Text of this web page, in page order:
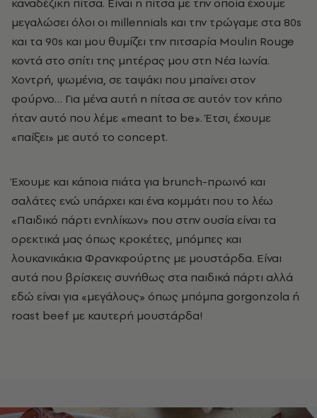
μεγαλώσει όλοι οι millennials και την τρώγαμε στα 80s
και τα 90s και μου θυμίζει την πιτσαρία Moulin Rouge
κοντά στο σπίτι της μητέρας μου στη Νέα Ιωνία.
Χοντρή, ψωμένια, σε ταψάκι που μπαίνει στον
φούρνο… Για μένα αυτή η πίτσα σε αυτόν τον κήπο
ήταν αυτό που λέμε «meant to be». Έτσι, έχουμε
«παίξει» με αυτό το concept.
Έχουμε και κάποια πιάτα για brunch-πρωινό και
σαλάτες ενώ υπάρχει και ένα κομμάτι που το λέω
«Παιδικό πάρτι ενηλίκων» που στην ουσία είναι τα
ορεκτικά μας όπως κροκέτες, μπόμπες και
λουκανικάκια Φρανκφούρτης με μουστάρδα. Είναι
αυτά που βρίσκεις συνήθως στα παιδικά πάρτι αλλά
εδώ είναι για «μεγάλους» όπως μπόμπα gorgonzola ή
roast beef με καυτερή μουστάρδα!